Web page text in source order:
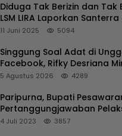
Diduga Tak Berizin dan Tak
LSM LIRA Laporkan
Kejaksaan Kota Batu
11 Juni 2025 5094
Singgung Soal Adat di
Facebook, Rifky Desriana
PDA dan Bupati Kubar
5 Agustus 2026 4289
Paripurna, Bupati
Pertanggungjawaban
2022
4 Juli 2023 3857